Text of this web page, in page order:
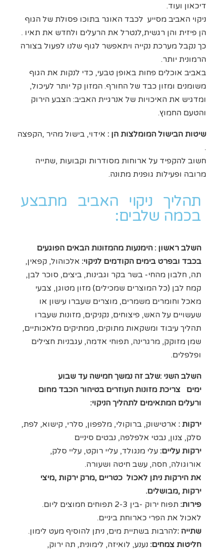
דיכאון ועוד.
ניקוי האביב מסייע לכבד האוגר בתוכו פסולת של הגוף
הן פיזית והן רגשית,לנטרל את הרעלים ולחדש את תאיו .
כך נקבל מערכת נקייה ויתאפשר לגוף שלנו לפעול בצורה
הרמונית יותר.
באביב אוכלים פחות באופן טבעי, כדי לנקות את הגוף
משומנים ומזון כבד של החורף. המזון קל יותר לעיכול,
ומדגיש את האיכויות של אנרגיית האביב: הצבע הירוק
והטעם החמוץ.
שיטות הבישול המומלצות הן : אידוי, בישול מהיר ,הקפצה
.
חשוב להקפיד על ארוחות מסודרות וקבועות ,שתייה
מרובה ופעילות גופנית מתונה.
תהליך ניקוי האביב מתבצע
בכמה שלבים:
השלב ראשון : הימנעות מהמזונות הבאים הפוגעים
בכבד ובפרט בימים הקודמים לניקוי: אלכוהול, קפאין,
תה, חלבון מהחי- בשר בקר וגבינות, ביצים, סוכר לבן,
קמח לבן (כל המוצרים שמכילים) מזון מטוגן, צבעי
מאכל וחומרים משמרים, מוצרים שעברו עישון או
שעשויים על האש, פיצוחים, נקניקים, מזונות שעברו
תהליך עיבוד ומשקאות מתוקים, ממתיקים מלאכותיים,
שמן מזוקק, מרגרינה, תפוחי אדמה, עגבניות חצילים
ופלפלים.
השלב השני :שלב זה נמשך חמישה עד שבוע
ימים צריכת מזונות העוזרים בטיהור הכבד מחום
ורעלים המתאימים לתהליך הניקוי:
ירקות : ארטישוק, ברוקולי, מלפפון, סלרי, קישוא, לפת,
סלק, צנון, נבטי אלפלפה, נבטים סיניים
ירקות עליים:עלי מנגולד, עליי רוקט, עליי סלק,
אורוגולה, חסה, עשב חיטה ושעורה.
את הירקות ניתן לאכול כטריים ,מרק ירקות ,מיצי
ירקות ,מבושלים.
פירות:
תפוח ירוק -בין 2-3 תפוחים חמוצים ליום.
לאכול את הפרי כארוחת ביניים.
שתייה :להרבות בשתיית מים, ניתן להוסיף מעט לימון.
חליטות צמחים: נענע, לואיזה, לימונית, תה ירוק,